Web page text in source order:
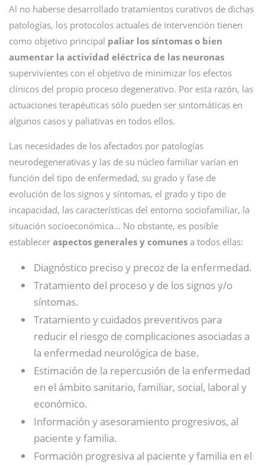
Al no haberse desarrollado tratamientos curativos de dichas
patologías, los protocolos actuales de intervención tienen
como objetivo principal paliar los síntomas o bien
aumentar la actividad eléctrica de las neuronas
supervivientes con el objetivo de minimizar los efectos
clínicos del propio proceso degenerativo. Por esta razón, las
actuaciones terapéuticas sólo pueden ser sintomáticas en
algunos casos y paliativas en todos ellos.
Las necesidades de los afectados por patologías
neurodegenerativas y las de su núcleo familiar varían en
función del tipo de enfermedad, su grado y fase de
evolución de los signos y síntomas, el grado y tipo de
incapacidad, las características del entorno sociofamiliar, la
situación socioeconómica… No obstante, es posible
establecer aspectos generales y comunes a todos ellas:
Diagnóstico preciso y precoz de la enfermedad.
Tratamiento del proceso y de los signos y/o
síntomas.
Tratamiento y cuidados preventivos para
reducir el riesgo de complicaciones asociadas a
la enfermedad neurológica de base.
Estimación de la repercusión de la enfermedad
en el ámbito sanitario, familiar, social, laboral y
económico.
Información y asesoramiento progresivos, al
paciente y familia.
Formación progresiva al paciente y familia en el